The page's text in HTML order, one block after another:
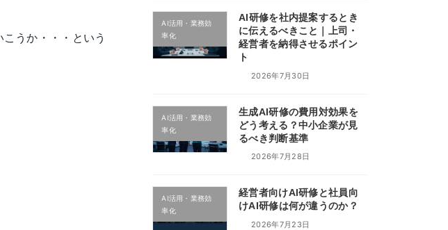
うか・・・という
AI活用・業務効
率化
AI研修を社内提案するとき
に伝えるべきこと｜上司・
経営者を納得させるポイン
ト
2026年7月30日
AI活用・業務効
率化
生成AI研修の費用対効果を
どう考える？中小企業が見
るべき判断基準
2026年7月28日
AI活用・業務効
率化
経営者向けAI研修と社員向
けAI研修は何が違うのか？
2026年7月23日